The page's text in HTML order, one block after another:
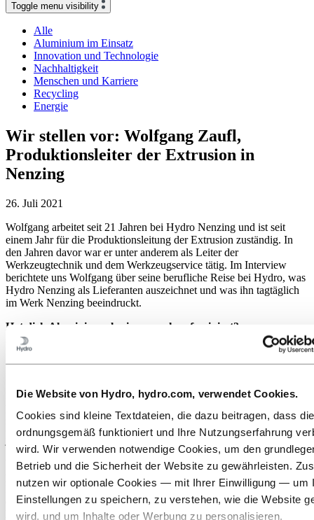
Die Website von Hydro, hydro.com, verwendet Cookies.
Cookies sind kleine Textdateien, die dazu beitragen, dass
ordnungsgemäß funktioniert und Ihre Nutzungserfahrung
wird. Wir verwenden notwendige Cookies, um den
Betrieb und die Sicherheit der Website zu gewährleisten.
nutzen wir optionale Cookies — mit Ihrer Einwilligung — um
Einstellungen zu speichern, zu verstehen, wie die Website
wird, und um Inhalte oder Werbung zu personalisieren.
Toggle menu visibility
Alle
Aluminium im Einsatz
Innovation und Technologie
Nachhaltigkeit
Menschen und Karriere
Recycling
Energie
Wir stellen vor: Wolfgang Zaufl,
Produktionsleiter der Extrusion in
Nenzing
26. Juli 2021
Wolfgang arbeitet seit 21 Jahren bei Hydro Nenzing und ist seit
einem Jahr für die Produktionsleitung der Extrusion zuständig. In
den Jahren davor war er unter anderem als Leiter der
Werkzeugtechnik und dem Werkzeugservice tätig. Im Interview
berichtete uns Wolfgang über seine berufliche Reise bei Hydro, was
Hydro Nenzing als Lieferanten auszeichnet und was ihn tagtäglich
im Werk Nenzing beeindruckt.
Hat dich Aluminium also immer schon fasziniert?
Aluminium hat mich tatsächlich schon immer beeindruckt! Die
Eigenschaften von Aluminium kann kein anderes Metall aufweisen.
Dadurch haben wir viele verschiedene Möglichkeiten das optimale
Aluminiumprofil entsteht. Angefangen von der Idee des Kunden bis
hin zum fertigen Profil. Jeder kleine Arbeitsschritt ist wichtig für das
perfekte Endprodukt. Von der Zeichnung über die richtige
Legierung des Bolzens bis hin zur optimalen Verpackung, sollte
jeder Arbeitsgang bestmöglich angepasst werden.
Wie kannst du von deiner Erfahrung jetzt als Produktionsleiter
profitieren?
Meine Erfahrungen als Schichtführer, Gruppenleiter sowie als Leiter
der Bereiche Werkzeugservice und Werkzeugtechnik helfen mir
heute bei meinen täglichen Aufgaben. In meiner jetzigen Tätigkeit